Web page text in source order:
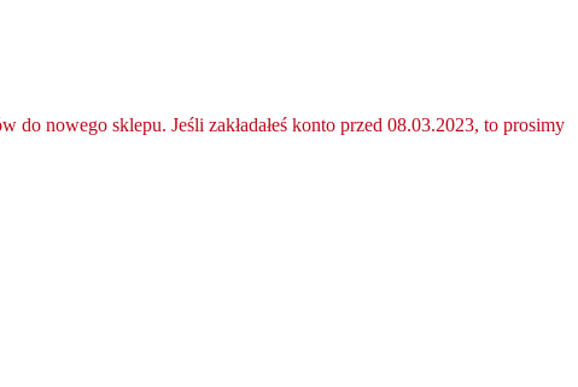
nowego sklepu. Jeśli zakładałeś konto przed 08.03.2023, to prosimy